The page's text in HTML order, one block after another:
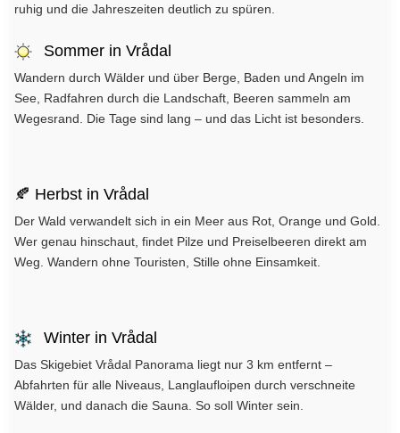
ruhig und die Jahreszeiten deutlich zu spüren.
Sommer in Vrådal
Wandern durch Wälder und über Berge, Baden und Angeln im
See, Radfahren durch die Landschaft, Beeren sammeln am
Wegesrand. Die Tage sind lang – und das Licht ist besonders.
🍂 Herbst in Vrådal
Der Wald verwandelt sich in ein Meer aus Rot, Orange und Gold.
Wer genau hinschaut, findet Pilze und Preiselbeeren direkt am
Weg. Wandern ohne Touristen, Stille ohne Einsamkeit.
Winter in Vrådal
Das Skigebiet Vrådal Panorama liegt nur 3 km entfernt –
Abfahrten für alle Niveaus, Langlaufloipen durch verschneite
Wälder, und danach die Sauna. So soll Winter sein.